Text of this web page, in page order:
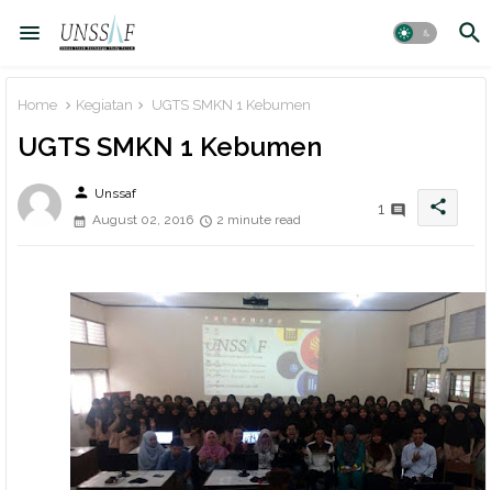
Home Kegiatan UGTS SMKN 1 Kebumen
UGTS SMKN 1 Kebumen
person Unssaf
August 02, 2016
2 minute read
1 share